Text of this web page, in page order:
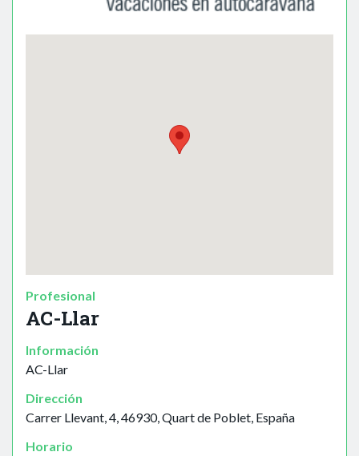
Profesional
AC-Llar
Información
AC-Llar
Dirección
Carrer Llevant, 4, 46930, Quart de Poblet, España
Horario